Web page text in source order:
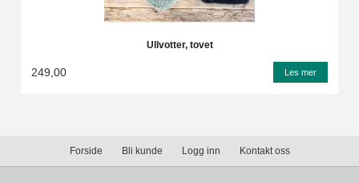
Ullvotter, tovet
249,00 Les mer
Forside Bli kunde Logg inn Kontakt oss